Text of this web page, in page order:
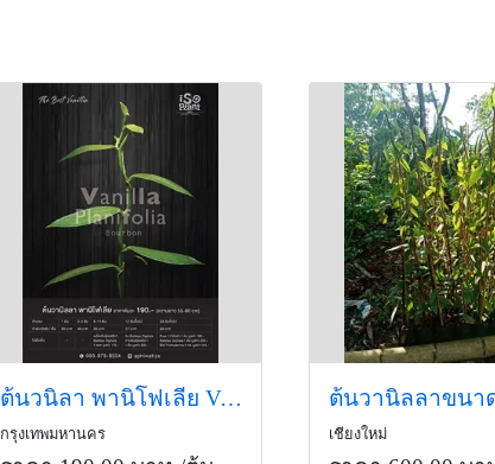
ต้นวนิลา พานิโฟเลีย Vanilla Planifolia
กรุงเทพมหานคร เชียงใหม่